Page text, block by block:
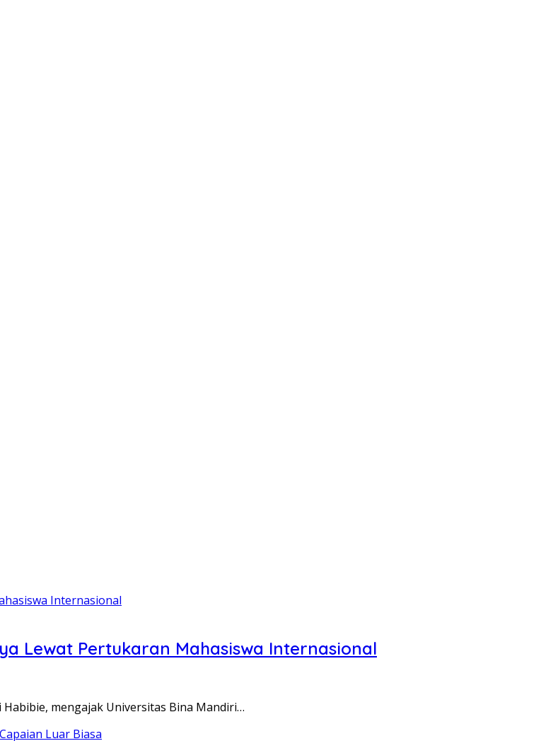
Lewat Pertukaran Mahasiswa Internasional
Habibie, mengajak Universitas Bina Mandiri…